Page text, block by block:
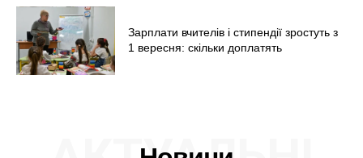
Зарплати вчителів і стипендії зростуть з
1 вересня: скільки доплатять